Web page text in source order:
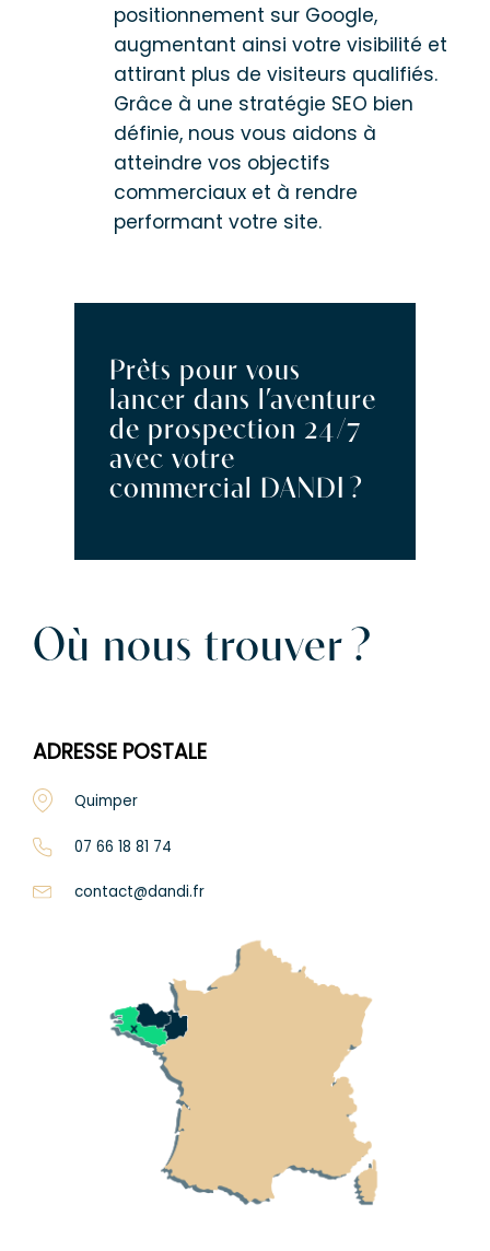
positionnement sur Google,
augmentant ainsi votre visibilité et
attirant plus de visiteurs qualifiés.
Grâce à une stratégie SEO bien
définie, nous vous aidons à
atteindre vos objectifs
commerciaux et à rendre
performant votre site.
Prêts pour vous
lancer dans l’aventure
de prospection 24/7
avec votre
commercial DANDI ?
Où nous trouver ?
ADRESSE POSTALE
Quimper
07 66 18 81 74
contact@dandi.fr